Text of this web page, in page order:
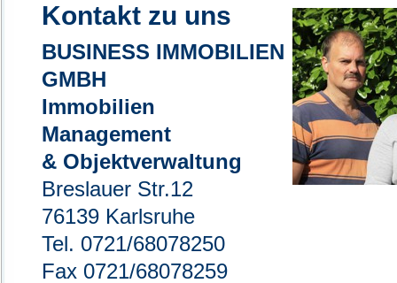
Kontakt zu uns
BUSINESS IMMOBILIEN
GMBH
Immobilien
Management
& Objektverwaltung
Breslauer Str.12
76139 Karlsruhe
Tel. 0721/68078250
Fax 0721/68078259